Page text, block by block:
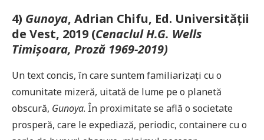
4) Gunoya, Adrian Chifu, Ed. Universității
de Vest, 2019 (Cenaclul H.G. Wells
Timișoara, Proză 1969-2019)
Un text concis, în care suntem familiarizați cu o
comunitate mizeră, uitată de lume pe o planetă
obscură, Gunoya. În proximitate se află o societate
prosperă, care le expediază, periodic, containere cu o